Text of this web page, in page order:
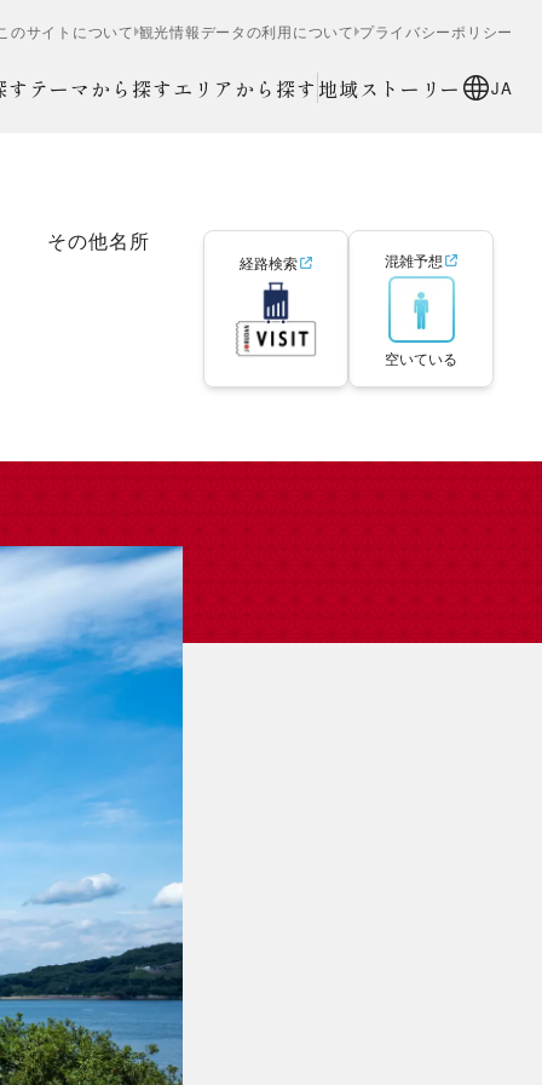
のサイトについて 観光情報データの利用について プライバシーポリシー
す テーマから探すエリアから探す 地域ストーリー JA
その他名所
経路検索 混雑予想
空いている